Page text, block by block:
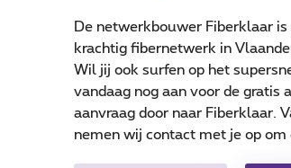
De netwerkbouwer Fiberklaar
krachtig fibernetwerk in
Wil jij ook surfen op het
vandaag nog aan voor de gratis
aanvraag door naar Fiberklaar.
nemen wij contact met je op